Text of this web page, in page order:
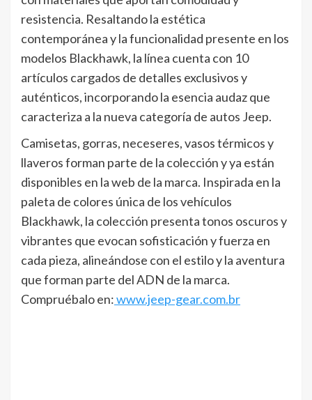
resistencia. Resaltando la estética
contemporánea y la funcionalidad presente en los
modelos Blackhawk, la línea cuenta con 10
artículos cargados de detalles exclusivos y
auténticos, incorporando la esencia audaz que
caracteriza a la nueva categoría de autos Jeep.
Camisetas, gorras, neceseres, vasos térmicos y
llaveros forman parte de la colección y ya están
disponibles en la web de la marca. Inspirada en la
paleta de colores única de los vehículos
Blackhawk, la colección presenta tonos oscuros y
vibrantes que evocan sofisticación y fuerza en
cada pieza, alineándose con el estilo y la aventura
que forman parte del ADN de la marca.
Compruébalo en:www.jeep-gear.com.br